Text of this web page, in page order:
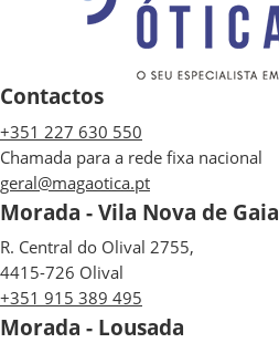
Contactos
+351 227 630 550
Chamada para a rede fixa nacional
geral@magaotica.pt
Morada - Vila Nova de Gaia
R. Central do Olival 2755,
4415-726 Olival
+351 915 389 495
Morada - Lousada